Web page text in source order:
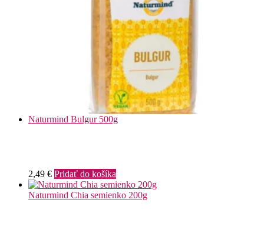
Naturmind Bulgur 500g
2,49 € Pridať do košíka
Naturmind Chia semienko 200g